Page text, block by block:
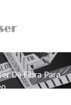
De Fibra Para